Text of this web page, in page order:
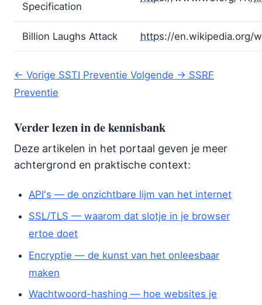
Specification
Billion Laughs Attack https://en.wikipedia.org/
← Vorige SSTI Preventie Volgende → SSRF
Preventie
Verder lezen in de kennisbank
Deze artikelen in het portaal geven je meer
achtergrond en praktische context:
API's — de onzichtbare lijm van het internet
SSL/TLS — waarom dat slotje in je browser
ertoe doet
Encryptie — de kunst van het onleesbaar
maken
Wachtwoord-hashing — hoe websites je